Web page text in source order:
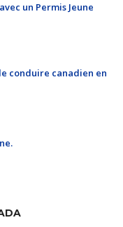
un Permis Jeune
conduire canadien en